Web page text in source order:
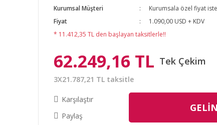
Kurumsal Müşteri
Kurumsala özel fiyat
Fiyat
1.090,00 USD + KDV
* 11.412,35 TL den başlayan taksitlerle!!
62.249,16 TL Tek Çekim
3X21.787,21 TL taksitle
Karşılaştır
Paylaş